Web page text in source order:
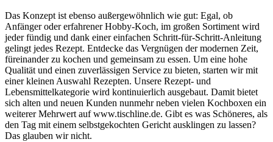
Das Konzept ist ebenso außergewöhnlich wie gut: Egal, ob
Anfänger oder erfahrener Hobby-Koch, im großen Sortiment wird
jeder fündig und dank einer einfachen Schritt-für-Schritt-Anleitung
gelingt jedes Rezept. Entdecke das Vergnügen der modernen Zeit,
füreinander zu kochen und gemeinsam zu essen. Um eine hohe
Qualität und einen zuverlässigen Service zu bieten, starten wir mit
einer kleinen Auswahl Rezepten. Unsere Rezept- und
Lebensmittelkategorie wird kontinuierlich ausgebaut. Damit bietet
sich alten und neuen Kunden nunmehr neben vielen Kochboxen ein
weiterer Mehrwert auf www.tischline.de. Gibt es was Schöneres, als
den Tag mit einem selbstgekochten Gericht ausklingen zu lassen?
Das glauben wir nicht.